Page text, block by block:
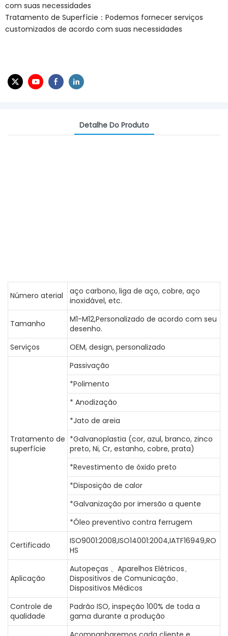
com suas necessidades
Tratamento de Superfície：Podemos fornecer serviços
customizados de acordo com suas necessidades
Detalhe Do Produto
Número aterial
aço carbono, liga de aço, cobre, aço
inoxidável, etc.
Tamanho
M1-M12,Personalizado de acordo com seu
desenho.
Serviços
OEM, design, personalizado
Tratamento de
superfície
Passivação
*Polimento
* Anodização
*Jato de areia
*Galvanoplastia (cor, azul, branco, zinco
preto, Ni, Cr, estanho, cobre, prata)
*Revestimento de óxido preto
*Disposição de calor
*Galvanização por imersão a quente
*Óleo preventivo contra ferrugem
Certificado
ISO9001:2008,ISO14001:2004,IATF16949,RO
HS
Aplicação
Autopeças 、Aparelhos Elétricos、
Dispositivos de Comunicação、
Dispositivos Médicos
Controle de
qualidade
Padrão ISO, inspeção 100% de toda a
gama durante a produção